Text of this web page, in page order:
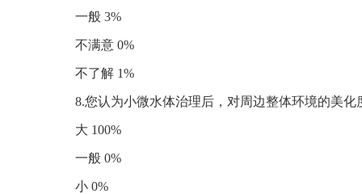
一般 3%
不满意 0%
不了解 1%
8.您认为小微水体治理后，对周边整体环境的美化
大 100%
一般 0%
小 0%